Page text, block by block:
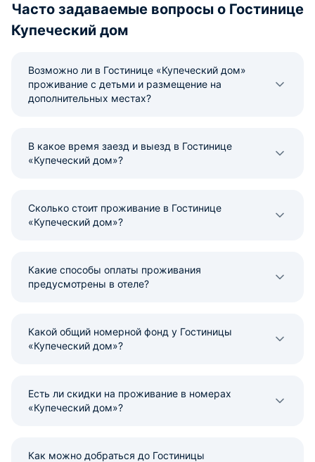
Часто задаваемые вопросы о Гостинице
Купеческий дом
Возможно ли в Гостинице «Купеческий дом»
проживание с детьми и размещение на
дополнительных местах?
В какое время заезд и выезд в Гостинице
«Купеческий дом»?
Сколько стоит проживание в Гостинице
«Купеческий дом»?
Какие способы оплаты проживания
предусмотрены в отеле?
Какой общий номерной фонд у Гостиницы
«Купеческий дом»?
Есть ли скидки на проживание в номерах
«Купеческий дом»?
Как можно добраться до Гостиницы